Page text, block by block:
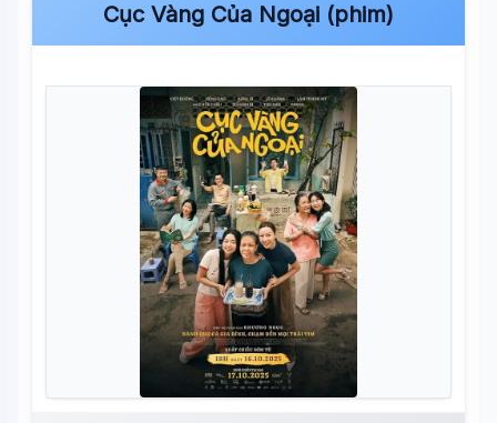
Cục Vàng Của Ngoại (phim)